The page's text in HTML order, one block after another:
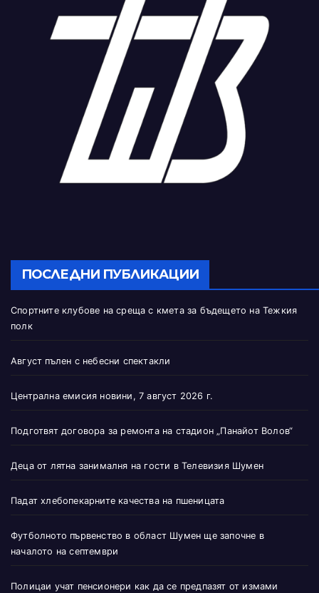
ПОСЛЕДНИ ПУБЛИКАЦИИ
Спортните клубове на среща с кмета за бъдещето на Тежкия
полк
Август пълен с небесни спектакли
Централна емисия новини, 7 август 2026 г.
Подготвят договора за ремонта на стадион „Панайот Волов“
Деца от лятна занималня на гости в Телевизия Шумен
Падат хлебопекарните качества на пшеницата
Футболното първенство в област Шумен ще започне в
началото на септември
Полицаи учат пенсионери как да се предпазят от измами